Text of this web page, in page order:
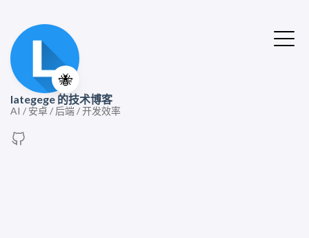
🐝
lategege 的技术博客
AI / 安卓 / 后端 / 开发效率